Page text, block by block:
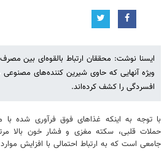
ایسنا نوشت: محققان ارتباط بالقوه‌ای بین
ویژه آنهایی که حاوی شیرین‌ کننده‌های
افسردگی را کشف کرده‌اند.
با توجه به اینکه غذاهای فوق فرآوری شده
حملات قلبی، سکته مغزی و فشار خون بالا
جامعی است که به ارتباط احتمالی با افزایش